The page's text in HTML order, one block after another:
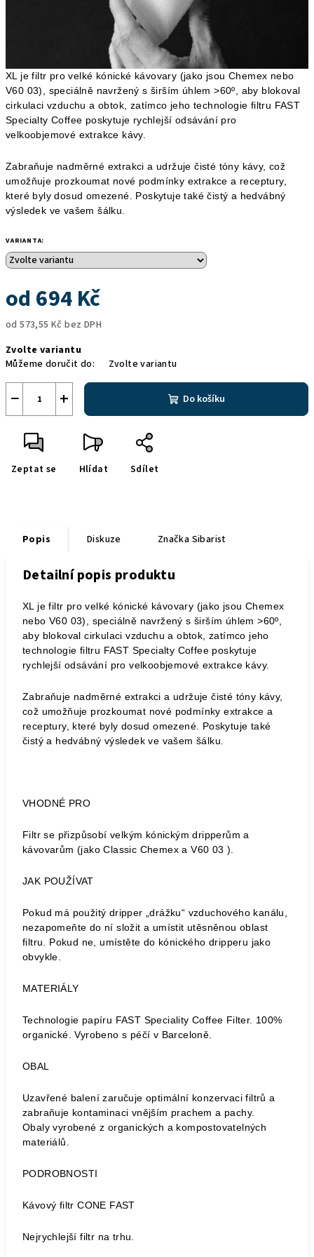
XL je filtr pro velké kónické kávovary (jako jsou Chemex nebo
V60 03), speciálně navržený s širším úhlem >60º, aby blokoval
cirkulaci vzduchu a obtok, zatímco jeho technologie filtru FAST
Specialty Coffee poskytuje rychlejší odsávání pro
velkoobjemové extrakce kávy.
Zabraňuje nadměrné extrakci a udržuje čisté tóny kávy, což
umožňuje prozkoumat nové podmínky extrakce a receptury,
které byly dosud omezené. Poskytuje také čistý a hedvábný
výsledek ve vašem šálku.
VARIANTA:
od 694 Kč
od573,55 Kč bez DPH
cena:
Zvolte variantu
Můžeme doručit do:
Zvolte variantu
+
− Do košíku
Zeptat se Hlídat Sdílet
Popis Diskuze Značka Sibarist
Detailní popis produktu
XL je filtr pro velké kónické kávovary (jako jsou Chemex
nebo V60 03), speciálně navržený s širším úhlem >60º,
aby blokoval cirkulaci vzduchu a obtok, zatímco jeho
technologie filtru FAST Specialty Coffee poskytuje
rychlejší odsávání pro velkoobjemové extrakce kávy.
Zabraňuje nadměrné extrakci a udržuje čisté tóny kávy,
což umožňuje prozkoumat nové podmínky extrakce a
receptury, které byly dosud omezené. Poskytuje také
čistý a hedvábný výsledek ve vašem šálku.
VHODNÉ PRO
Filtr se přizpůsobí velkým kónickým dripperům a
kávovarům (jako Classic Chemex a V60 03 ).
JAK POUŽÍVAT
Pokud má použitý dripper „drážku“ vzduchového kanálu,
nezapomeňte do ní složit a umístit utěsněnou oblast
filtru. Pokud ne, umístěte do kónického dripperu jako
obvykle.
MATERIÁLY
Technologie papíru FAST Speciality Coffee Filter. 100%
organické. Vyrobeno s péčí v Barceloně.
OBAL
Uzavřené balení zaručuje optimální konzervaci filtrů a
zabraňuje kontaminaci vnějším prachem a pachy.
Obaly vyrobené z organických a kompostovatelných
materiálů.
PODROBNOSTI
Kávový filtr CONE FAST
Nejrychlejší filtr na trhu.